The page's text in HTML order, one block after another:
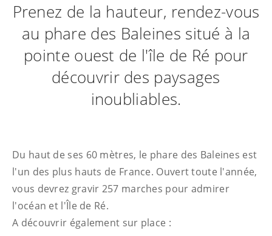
Prenez de la hauteur, rendez-vous
au phare des Baleines situé à la
pointe ouest de l'île de Ré pour
découvrir des paysages
inoubliables.
Du haut de ses 60 mètres, le phare des Baleines est
l'un des plus hauts de France. Ouvert toute l'année,
vous devrez gravir 257 marches pour admirer
l'océan et l'Île de Ré.
A découvrir également sur place :